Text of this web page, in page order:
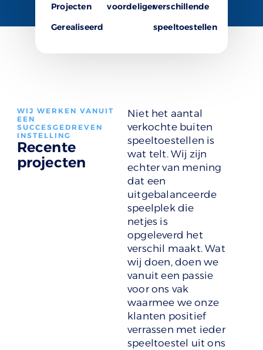
Projecten
Gerealiseerd
voordeligerverschillende
speeltoestellen
WIJ WERKEN VANUIT
EEN
SUCCESGEDREVEN
INSTELLING
Recente
projecten
Niet het aantal
verkochte buiten
speeltoestellen is
wat telt. Wij zijn
echter van mening
dat een
uitgebalanceerde
speelplek die
netjes is
opgeleverd het
verschil maakt. Wat
wij doen, doen we
vanuit een passie
voor ons vak
waarmee we onze
klanten positief
verrassen met ieder
speeltoestel uit ons